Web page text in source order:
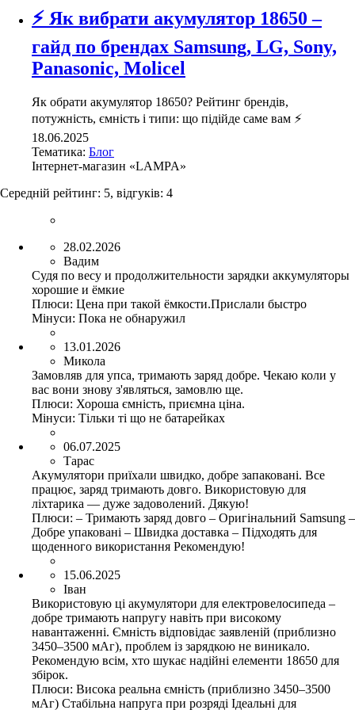
⚡ Як вибрати акумулятор 18650 –
гайд по брендах Samsung, LG, Sony,
Panasonic, Molicel
Як обрати акумулятор 18650? Рейтинг брендів,
потужність, ємність і типи: що підійде саме вам ⚡
18.06.2025
Тематика: Блог
Інтернет-магазин «LAMPA»
Середній рейтинг: 5, відгуків: 4
28.02.2026
Вадим
Судя по весу и продолжительности зарядки аккумуляторы
хорошие и ёмкие
Плюси: Цена при такой ёмкости.Прислали быстро
Мінуси: Пока не обнаружил
13.01.2026
Микола
Замовляв для упса, тримають заряд добре. Чекаю коли у
вас вони знову з'являться, замовлю ще.
Плюси: Хороша ємність, приємна ціна.
Мінуси: Тільки ті що не батарейках
06.07.2025
Тарас
Акумулятори приїхали швидко, добре запаковані. Все
працює, заряд тримають довго. Використовую для
ліхтарика — дуже задоволений. Дякую!
Плюси: – Тримають заряд довго – Оригінальний Samsung –
Добре упаковані – Швидка доставка – Підходять для
щоденного використання Рекомендую!
15.06.2025
Іван
Використовую ці акумулятори для електровелосипеда –
добре тримають напругу навіть при високому
навантаженні. Ємність відповідає заявленій (приблизно
3450–3500 мАг), проблем із зарядкою не виникало.
Рекомендую всім, хто шукає надійні елементи 18650 для
збірок.
Плюси: Висока реальна ємність (приблизно 3450–3500
мАг) Стабільна напруга при розряді Ідеальні для